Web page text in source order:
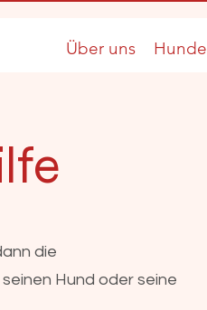
Über uns Hunde
die
Hund oder seine